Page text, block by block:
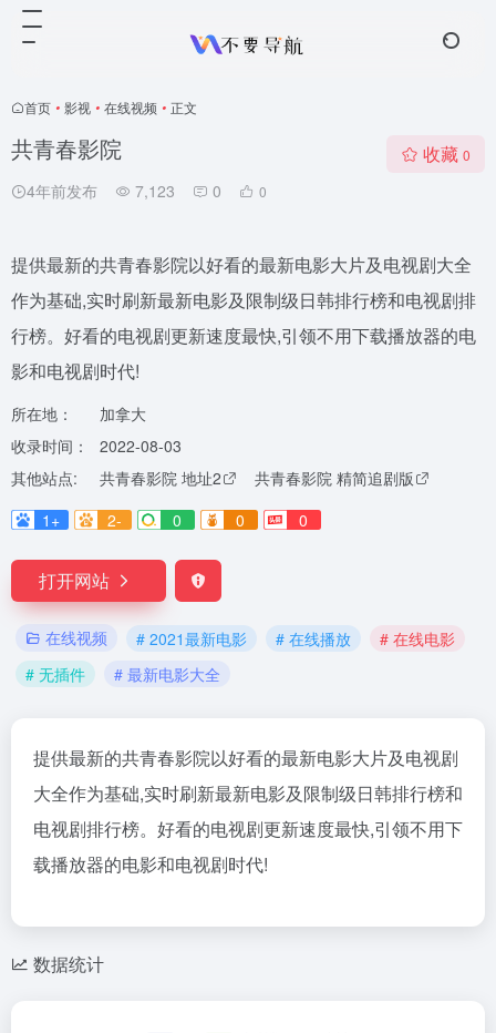
首页 • 影视 • 在线视频 • 正文
共青春影院
4年前发布 7,123 0 0
收藏 0
提供最新的共青春影院以好看的最新电影大片及电视剧大全
作为基础,实时刷新最新电影及限制级日韩排行榜和电视剧排
行榜。好看的电视剧更新速度最快,引领不用下载播放器的电
影和电视剧时代!
所在地：
加拿大
收录时间：
2022-08-03
其他站点:
共青春影院 地址2
共青春影院 精简追剧版
1+
2- 0 0 0
打开网站
在线视频 # 2021最新电影 # 在线播放
# 在线电影
# 无插件
# 最新电影大全
提供最新的共青春影院以好看的最新电影大片及电视剧
大全作为基础,实时刷新最新电影及限制级日韩排行榜和
电视剧排行榜。好看的电视剧更新速度最快,引领不用下
载播放器的电影和电视剧时代!
数据统计